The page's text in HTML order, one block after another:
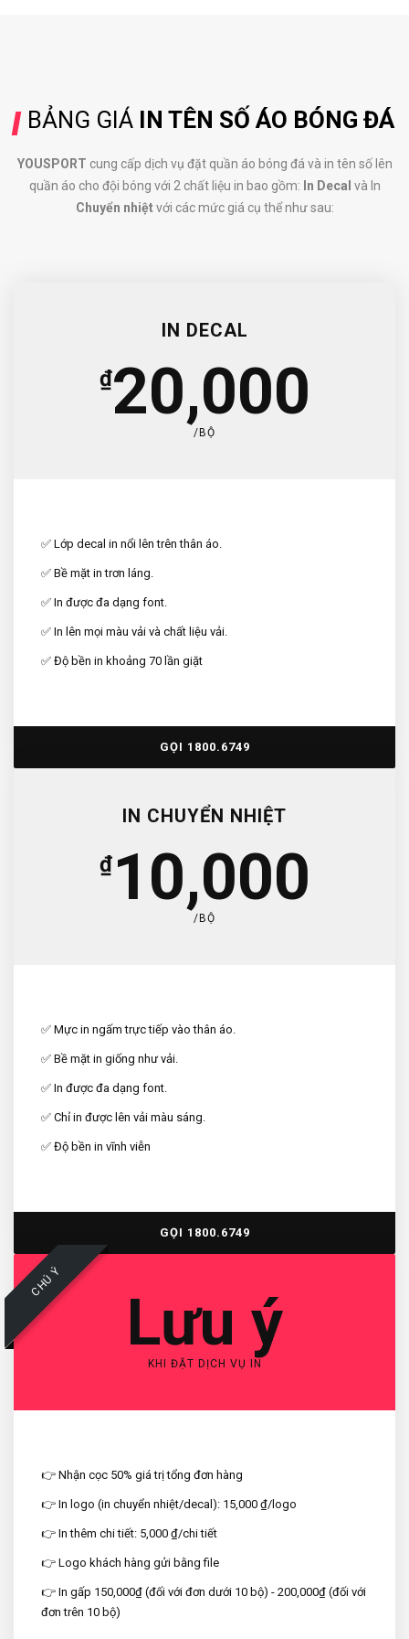
BẢNG GIÁ IN TÊN SỐ ÁO BÓNG ĐÁ
YOUSPORT cung cấp dịch vụ đặt quần áo bóng đá và in tên số lên
quần áo cho đội bóng với 2 chất liệu in bao gồm: In Decal và In
Chuyển nhiệtvới các mức giá cụ thể như sau:
IN DECAL
₫20,000
/BỘ
✅ Lớp decal in nổi lên trên thân áo.
✅ Bề mặt in trơn láng.
✅ In được đa dạng font.
✅ In lên mọi màu vải và chất liệu vải.
✅ Độ bền in khoảng 70 lần giặt
GỌI 1800.6749
IN CHUYỂN NHIỆT
₫10,000
/BỘ
✅ Mực in ngấm trực tiếp vào thân áo.
✅ Bề mặt in giống như vải.
✅ In được đa dạng font.
✅ Chỉ in được lên vải màu sáng.
✅ Độ bền in vĩnh viễn
GỌI 1800.6749
Lưu ý
KHI ĐẶT DỊCH VỤ IN
👉 Nhận cọc 50% giá trị tổng đơn hàng
👉 In logo (in chuyển nhiệt/decal): 15,000 ₫/logo
👉 In thêm chi tiết: 5,000 ₫/chi tiết
👉 Logo khách hàng gửi bằng file
👉 In gấp 150,000₫ (đối với đơn dưới 10 bộ) - 200,000₫ (đối với
đơn trên 10 bộ)
CHÚ Ý